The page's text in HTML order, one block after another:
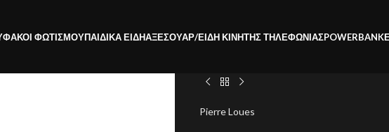
ΦΑΚΟΙ ΦΩΤΙΣΜΟΥΠΑΙΔΙΚΑ ΕΙΔΗΑΞΕΣΟΥΑΡ/ΕΙΔΗ ΚΙΝΗΤΗΣ ΤΗΛΕΦΩΝΙΑΣPOWERBANK
Pierre Loues